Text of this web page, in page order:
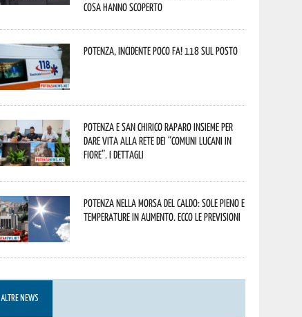
Cosa hanno scoperto
Potenza, incidente poco fa! 118 sul posto
Potenza e San Chirico Raparo insieme per
dare vita alla rete dei “Comuni Lucani in
Fiore”. I dettagli
Potenza nella morsa del caldo: sole pieno e
temperature in aumento. Ecco le previsioni
ALTRE NEWS